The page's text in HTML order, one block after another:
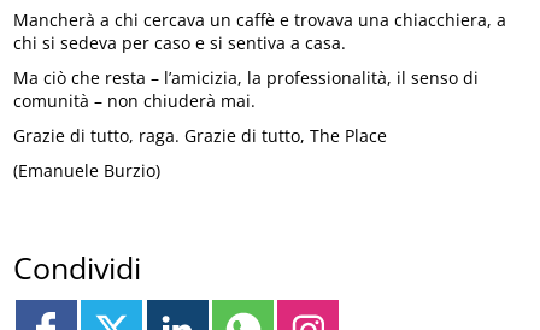
Mancherà a chi cercava un caffè e trovava una chiacchiera, a
chi si sedeva per caso e si sentiva a casa.
Ma ciò che resta – l’amicizia, la professionalità, il senso di
comunità – non chiuderà mai.
Grazie di tutto, raga. Grazie di tutto, The Place
(Emanuele Burzio)
Condividi